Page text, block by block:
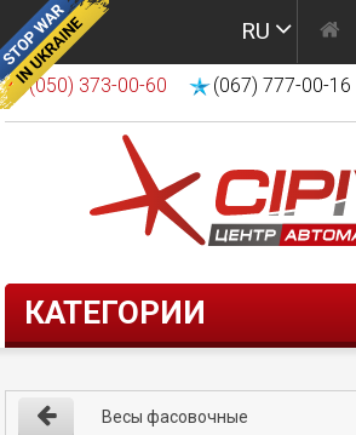
RU
(050) 373-00-60 (067) 777-00-16
КАТЕГОРИИ
Весы фасовочные